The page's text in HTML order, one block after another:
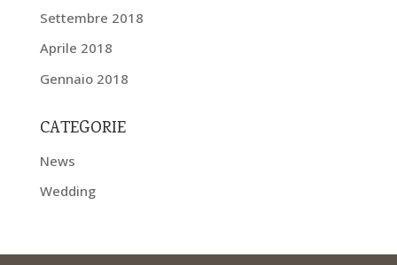
Settembre 2018
Aprile 2018
Gennaio 2018
CATEGORIE
News
Wedding